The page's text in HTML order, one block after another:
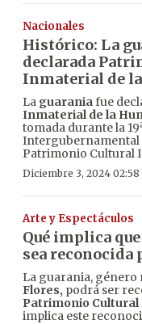
Nacionales
Histórico: La
declarada
Inmaterial de
La guaraniafue
Inmaterial de la
tomada durante la
Intergubernamental
Patrimonio Cultural
Diciembre 3, 2024 02:58
Arte y Espectáculos
Qué implica
sea reconocida
La guarania, género
Flores, podrá ser
Patrimonio Cultural
implica este